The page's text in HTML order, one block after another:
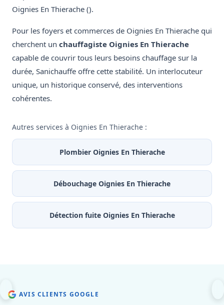
Oignies En Thierache ().
Pour les foyers et commerces de Oignies En Thierache qui
cherchent un chauffagiste Oignies En Thierache
capable de couvrir tous leurs besoins chauffage sur la
durée, Sanichauffe offre cette stabilité. Un interlocuteur
unique, un historique conservé, des interventions
cohérentes.
Autres services à Oignies En Thierache :
Plombier Oignies En Thierache
Débouchage Oignies En Thierache
Détection fuite Oignies En Thierache
AVIS CLIENTS GOOGLE